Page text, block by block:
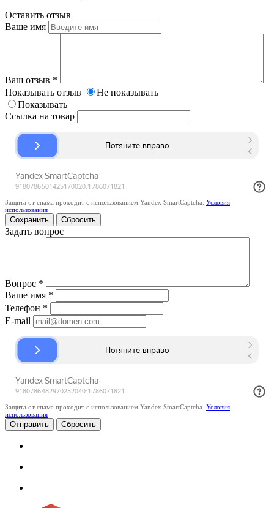
Оставить отзыв
Ваше имя
Ваш отзыв *
Показывать отзыв
Не показывать
Показывать
Ссылка на товар
Защита от спама проходит с использованием Yandex SmartCaptcha. Условия
использования
Сбросить
Задать вопрос
Вопрос *
Ваше имя *
Телефон *
E-mail
Защита от спама проходит с использованием Yandex SmartCaptcha. Условия
использования
Сбросить